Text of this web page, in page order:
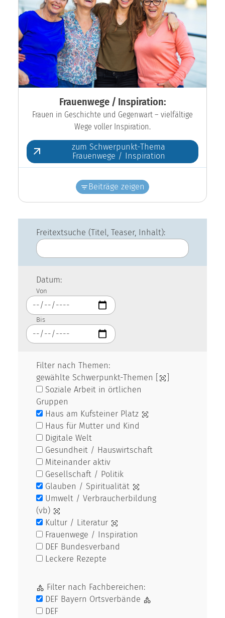
Frauenwege / Inspiration:
Frauen in Geschichte und Gegenwart – vielfältige
Wege voller Inspiration.
zum Schwerpunkt-Thema
Frauenwege / Inspiration
Beiträge zeigen
Freitextsuche (Titel, Teaser, Inhalt):
Datum:
Von
Bis
Filter nach Themen:
gewählte Schwerpunkt-Themen [
Soziale Arbeit in örtlichen
Gruppen
Haus am Kufsteiner Platz
Haus für Mutter und Kind
Digitale Welt
Gesundheit / Hauswirtschaft
Miteinander aktiv
Gesellschaft / Politik
Glauben / Spiritualität
Umwelt / Verbraucherbildung
(vb)
Kultur / Literatur
Frauenwege / Inspiration
DEF Bundesverband
Leckere Rezepte
Filter nach Fachbereichen:
DEF Bayern Ortsverbände
DEF